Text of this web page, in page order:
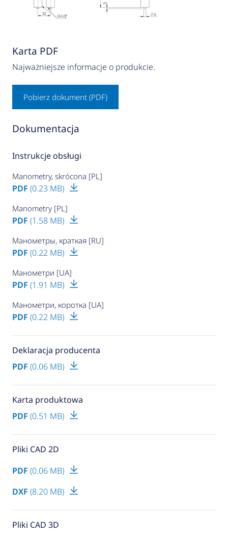
Karta PDF
Najważniejsze informacje o produkcie.
Pobierz dokument (PDF)
Dokumentacja
Instrukcje obsługi
Manometry, skrócona [PL]
PDF (0.23 MB)
Manometry [PL]
PDF (1.58 MB)
Манометры, краткая [RU]
PDF (0.22 MB)
Манометри [UA]
PDF (1.91 MB)
Манометри, коротка [UA]
PDF (0.22 MB)
Deklaracja producenta
PDF (0.06 MB)
Karta produktowa
PDF (0.51 MB)
Pliki CAD 2D
PDF (0.06 MB)
DXF (8.20 MB)
Pliki CAD 3D